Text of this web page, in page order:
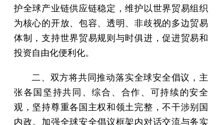
护全球产业链供应链稳定，维护以世界贸易组织
为核心的开放、包容、透明、非歧视的多边贸易
体制，支持世界贸易规则与时俱进，促进贸易和
投资自由化便利化。
二、双方将共同推动落实全球安全倡议，主
张各国坚持共同、综合、合作、可持续的安全
观，坚持尊重各国主权和领土完整，不干涉别国
内政。加强全球安全倡议框架内对话交流与务实